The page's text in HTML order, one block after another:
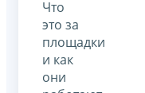
Что
это за
площадки
и как
они